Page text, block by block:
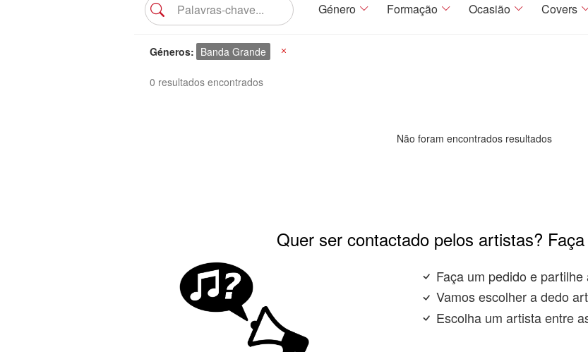
Género Formação Ocasião Covers
Géneros Banda Grande
0 resultados encontrados
Não foram encontrados resultados
Quer ser contactado pelos artistas?
Faça um pedido e
Vamos escolher a dedo
Escolha um artista entre